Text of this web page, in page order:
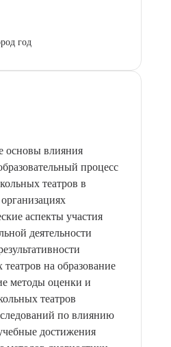
год
основы влияния
процесс
театров в
аспекты участия
деятельности
на образование
методы оценки и
театров
по влиянию
достижения